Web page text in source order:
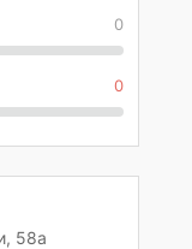
0
0
58а